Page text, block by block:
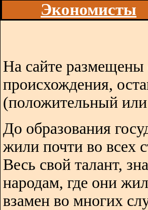
Экономисты
На сайте размещены
происхождения,
(положительный
До образования
жили почти во всех
Весь свой талант,
народам, где они
взамен во многих